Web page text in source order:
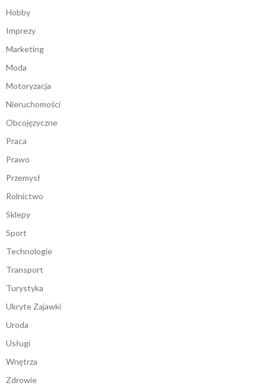
Hobby
Imprezy
Marketing
Moda
Motoryzacja
Nieruchomości
Obcojęzyczne
Praca
Prawo
Przemysł
Rolnictwo
Sklepy
Sport
Technologie
Transport
Turystyka
Ukryte Zajawki
Uroda
Usługi
Wnętrza
Zdrowie